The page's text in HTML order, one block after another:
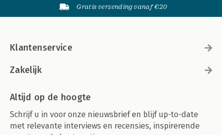
Gratis verzending vanaf €20
Klantenservice
Zakelijk
Altijd op de hoogte
Schrijf u in voor onze nieuwsbrief en blijf up-to-date
met relevante interviews en recensies, inspirerende